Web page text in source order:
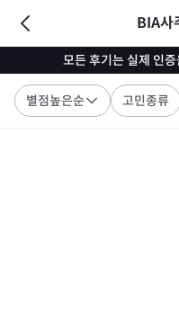
BIA사
모든 후기는 실제 인
별점높은순 고민종류